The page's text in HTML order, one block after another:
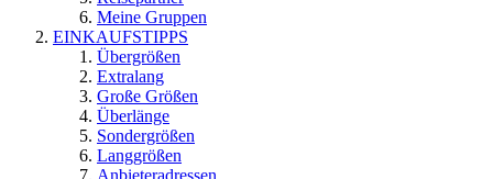
Meine Gruppen
EINKAUFSTIPPS
Übergrößen
Extralang
Große Größen
Überlänge
Sondergrößen
Langgrößen
Anbieteradressen